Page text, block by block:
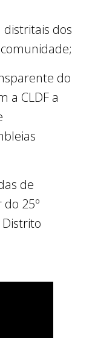
dos
do
a CLDF a
de
do 25º